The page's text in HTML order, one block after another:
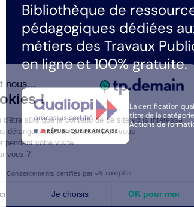
Bibliothèque de
pédagogiques dédiées
métiers des Travaux
en ligne et 100% gratuite.
La certification
titre de la
Actions de
Salut c'est nous...
les Cookies !
On a attendu d'être sûrs que le contenu de ce
avant de vous déranger, mais on aimerait bien
accompagner pendant votre visite...
C'est OK pour vous ?
Consentements certifiés par
Non merci Je choisis